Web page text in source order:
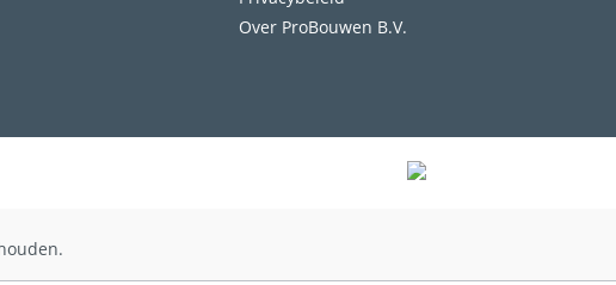
Over ProBouwen B.V.